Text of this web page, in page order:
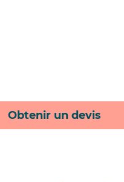
Obtenir un devis